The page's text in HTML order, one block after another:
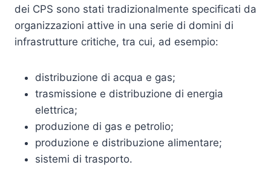
dei CPS sono stati tradizionalmente specificati da
organizzazioni attive in una serie di domini di
infrastrutture critiche, tra cui, ad esempio:
distribuzione di acqua e gas;
trasmissione e distribuzione di energia
elettrica;
produzione di gas e petrolio;
produzione e distribuzione alimentare;
sistemi di trasporto.